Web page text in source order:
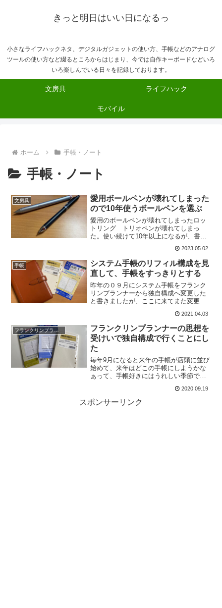
きっと明日はいい日になるっ
小さなライフハックネタ、デジタルガジェットの使い方、手帳などのアナログ
ツールの使い方など綴るところからはじまり、今では自作キーボードなどいろ
いろ楽しんでいる日々を記録しております。
文房具 ライフハック
モバイル
ホーム 手帳・ノート
手帳・ノート
文房具
愛用ボールペンが壊れてしまった
ので10年使うボールペンを選ぶ
愛用のボールペンが壊れてしまったロッ
トリング トリオペンが壊れてしまっ
た。使い続けて10年以上になるが、書い
ていると筆圧がそれほど強くなくてもペ
ン先が引っ込んでしまうようになった。
だましだまし使っていたけど、普通に書
いているだけでもペン先が...
2023.05.02
手帳
システム手帳のリフィル構成を見
直して、手帳をすっきりとする
昨年の０９月にシステム手帳をフランク
リンプランナーから独自構成へ変更した
と書きましたが、ここに来てまた変更し
重複していて使わなくなる今までは月の
大雑把な予定をマンスリーリフィルで確
認して、週の細かい予定は...
2021.04.03
フランクリンプランナー
フランクリンプランナーの思想を
受けいで独自構成で行くことにし
た
毎年9月になると来年の手帳が店頭に並び
始めて、来年はどこの手帳にしようかな
ぁって、手帳好きにはうれしい季節です
毎年7月にというのはフランクリンプラン
ナー更新の時期なのですが、今年はちょ
っと指向を変えまし...
2020.09.19
スポンサーリンク